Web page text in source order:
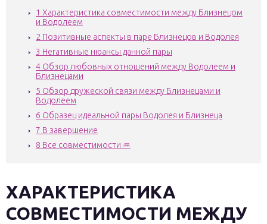
1 Характеристика совместимости между Близнецом
и Водолеем
2 Позитивные аспекты в паре Близнецов и Водолея
3 Негативные нюансы данной пары
4 Обзор любовных отношений между Водолеем и
Близнецами
5 Обзор дружеской связи между Близнецами и
Водолеем
6 Образец идеальной пары Водолея и Близнеца
7 В завершение
8 Все совместимости ♒
ХАРАКТЕРИСТИКА
СОВМЕСТИМОСТИ МЕЖДУ